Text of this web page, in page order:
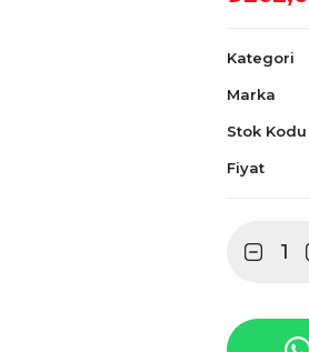
Kategori
Marka
Stok Kodu
Fiyat